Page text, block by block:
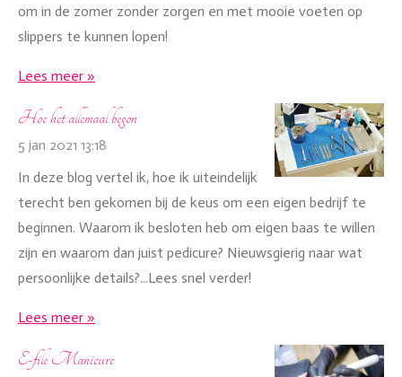
om in de zomer zonder zorgen en met mooie voeten op
slippers te kunnen lopen!
Lees meer »
Hoe het allemaal begon
5 jan 2021 13:18
In deze blog vertel ik, hoe ik uiteindelijk
terecht ben gekomen bij de keus om een eigen bedrijf te
beginnen. Waarom ik besloten heb om eigen baas te willen
zijn en waarom dan juist pedicure? Nieuwsgierig naar wat
persoonlijke details?...Lees snel verder!
Lees meer »
E-file Manicure